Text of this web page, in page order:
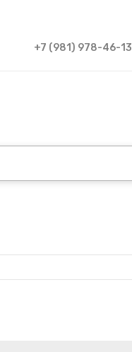
+7 (981) 978-46-13